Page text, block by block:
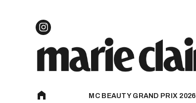
MC BEAUTY GRAND PRIX 2026